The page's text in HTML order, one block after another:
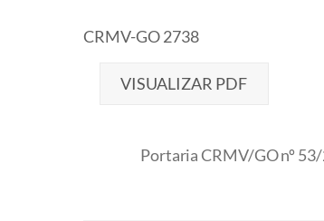
CRMV-GO 2738
VISUALIZAR PDF
Portaria CRMV/GO nº